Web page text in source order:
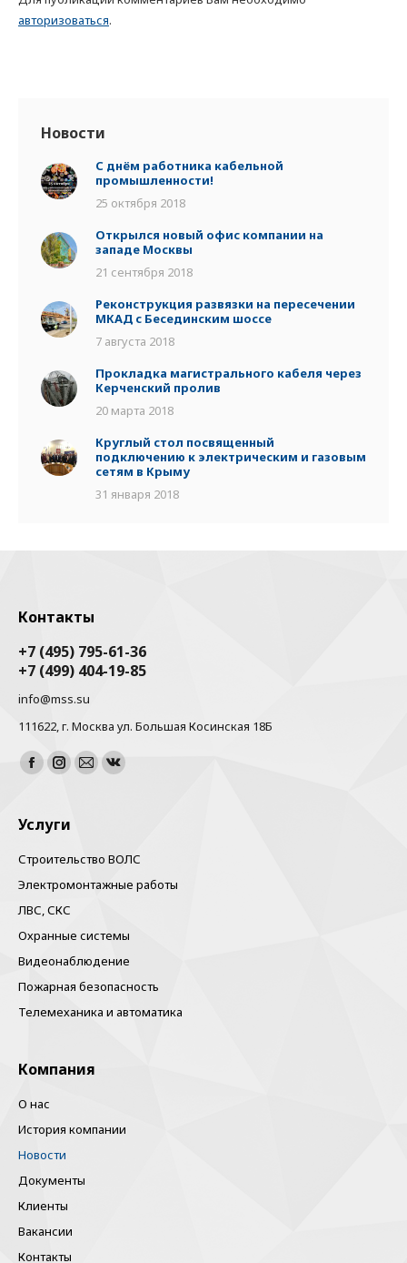
авторизоваться.
Новости
С днём работника кабельной
промышленности!
25 октября 2018
Открылся новый офис компании на
западе Москвы
21 сентября 2018
Реконструкция развязки на пересечении
МКАД с Бесединским шоссе
7 августа 2018
Прокладка магистрального кабеля через
Керченский пролив
20 марта 2018
Круглый стол посвященный
подключению к электрическим и газовым
сетям в Крыму
31 января 2018
Контакты
+7 (495) 795-61-36
+7 (499) 404-19-85
info@mss.su
111622, г. Москва ул. Большая Косинская 18Б
Найдите нас:
FacebookInstagram
ПочтаВконтакте
Услуги
Строительство ВОЛС
Электромонтажные работы
ЛВС, СКС
Охранные системы
Видеонаблюдение
Пожарная безопасность
Телемеханика и автоматика
Компания
О нас
История компании
Новости
Документы
Клиенты
Вакансии
Контакты